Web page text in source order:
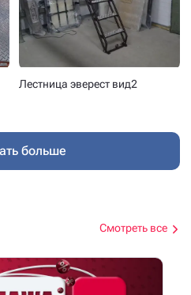
Лестница эверест вид2
больше
Смотреть все